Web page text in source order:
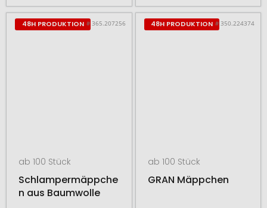
48H PRODUKTION # 365.207256
ab 100 Stück
Schlampermäppche
n aus Baumwolle
48H PRODUKTION # 350.224374
ab 100 Stück
GRAN Mäppchen